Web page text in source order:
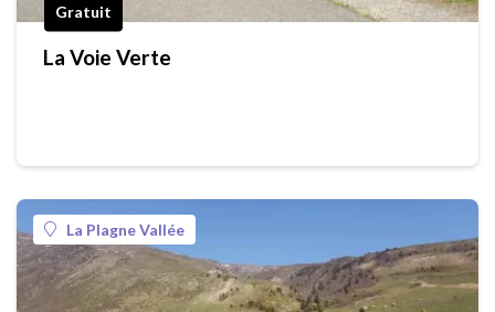
Gratuit
La Voie Verte
La Plagne Vallée